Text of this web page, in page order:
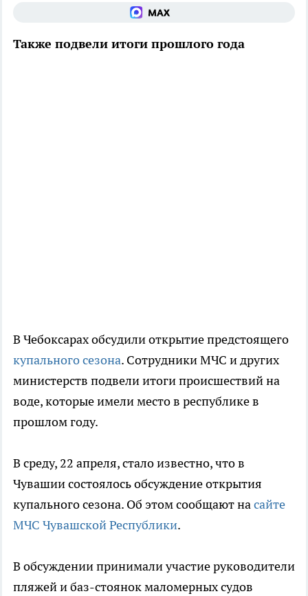
Также подвели итоги прошлого года
В Чебоксарах обсудили открытие предстоящего
купального сезона. Сотрудники МЧС и других
министерств подвели итоги происшествий на
воде, которые имели место в республике в
прошлом году.
В среду, 22 апреля, стало известно, что в
Чувашии состоялось обсуждение открытия
купального сезона. Об этом сообщают насайте
МЧС Чувашской Республики.
В обсуждении принимали участие руководители
пляжей и баз-стоянок маломерных судов